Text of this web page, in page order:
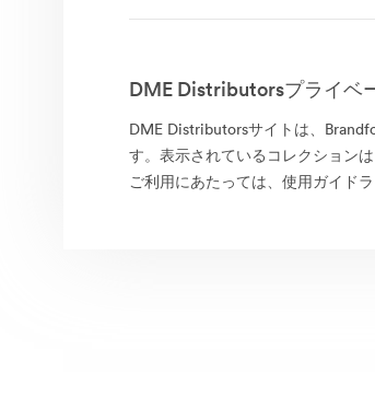
DME Distributorsプライベ
DME Distributorsサイトは、
す。表示されているコレクション
ご利用にあたっては、使用ガイド